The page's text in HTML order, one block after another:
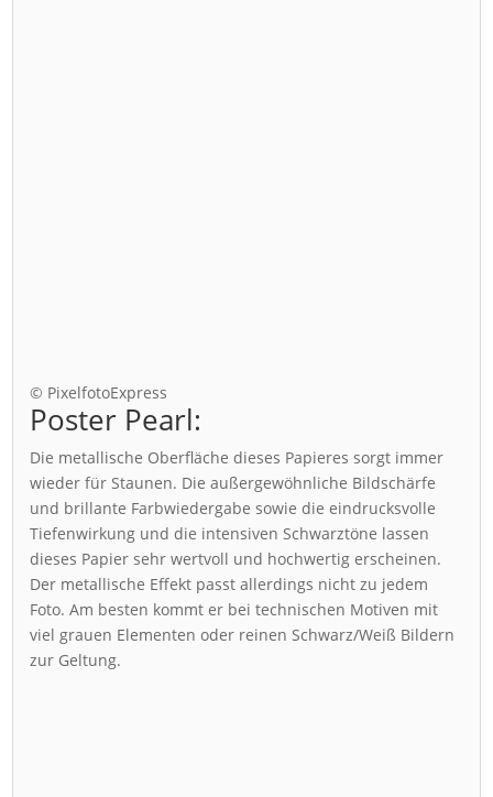
© PixelfotoExpress
Poster Pearl:
Die metallische Oberfläche dieses Papieres sorgt immer
wieder für Staunen. Die außergewöhnliche Bildschärfe
und brillante Farbwiedergabe sowie die eindrucksvolle
Tiefenwirkung und die intensiven Schwarztöne lassen
dieses Papier sehr wertvoll und hochwertig erscheinen.
Der metallische Effekt passt allerdings nicht zu jedem
Foto. Am besten kommt er bei technischen Motiven mit
viel grauen Elementen oder reinen Schwarz/Weiß Bildern
zur Geltung.